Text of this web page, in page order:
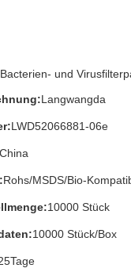
und
Langwangda
LWD52066881-06e
China
Rohs/MSDS/Bio-
10000 Stück
10000 Stück/Box